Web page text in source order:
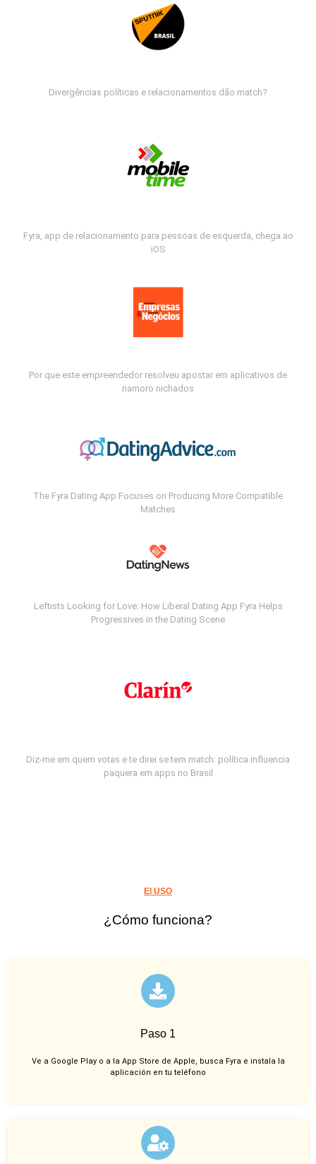
Divergências políticas e relacionamentos dão match?
Fyra, app de relacionamento para pessoas de esquerda, chega ao
iOS
Por que este empreendedor resolveu apostar em aplicativos de
namoro nichados
The Fyra Dating App Focuses on Producing More Compatible
Matches
Leftists Looking for Love: How Liberal Dating App Fyra Helps
Progressives in the Dating Scene
Diz-me em quem votas e te direi se tem match: política influencia
paquera em apps no Brasil
El USO
¿Cómo funciona?
Paso 1
Ve a Google Play o a la App Store de Apple, busca Fyra e instala la
aplicación en tu teléfono